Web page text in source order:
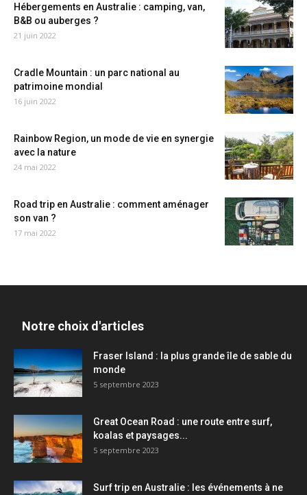
Hébergements en Australie : camping, van,
B&B ou auberges ?
21 juin 2022
Cradle Mountain : un parc national au
patrimoine mondial
16 juin 2022
Rainbow Region, un mode de vie en synergie
avec la nature
24 mai 2022
Road trip en Australie : comment aménager
son van ?
17 mai 2022
Notre choix d'articles
Fraser Island : la plus grande île de sable du
monde
5 septembre 2023
Great Ocean Road : une route entre surf,
koalas et paysages...
5 septembre 2023
Surf trip en Australie : les événements à ne